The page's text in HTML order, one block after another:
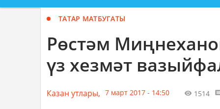
ТАТАР МАТБУГАТЫ
Рөстәм
үз хезмәт
Казан утлары, 7 март 2017 - 14:50 1514